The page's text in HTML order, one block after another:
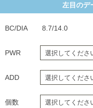
左目のデ
BC/DIA 8.7/14.0
PWR
ADD
個数